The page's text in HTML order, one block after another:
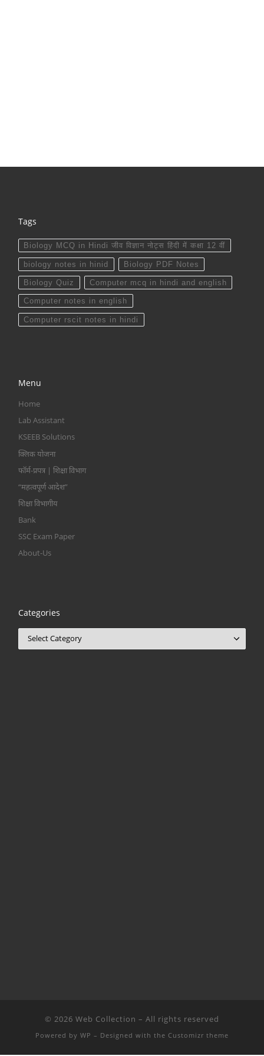
Tags
Biology MCQ in Hindi जीव विज्ञान नोट्स हिंदी में कक्षा 12 वीं
biology notes in hinid Biology PDF Notes
Biology Quiz Computer mcq in hindi and english
Computer notes in english
Computer rscit notes in hindi
Menu
Home
Lab Assistant
KSEEB Solutions
क्लिक योजना
फॉर्म-प्रपत्र | शिक्षा विभाग
“महत्वपूर्ण आदेश”
शिक्षा विभागीय
Bank
SSC Exam Paper
About-Us
Categories
© 2026 Web Collection – All rights reserved
Powered by WP – Designed with the Customizr theme